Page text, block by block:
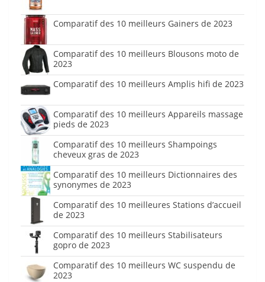
Comparatif des 10 meilleurs Gainers de 2023
Comparatif des 10 meilleurs Blousons moto de
2023
Comparatif des 10 meilleurs Amplis hifi de 2023
Comparatif des 10 meilleurs Appareils massage
pieds de 2023
Comparatif des 10 meilleurs Shampoings
cheveux gras de 2023
Comparatif des 10 meilleurs Dictionnaires des
synonymes de 2023
Comparatif des 10 meilleures Stations d’accueil
de 2023
Comparatif des 10 meilleurs Stabilisateurs
gopro de 2023
Comparatif des 10 meilleurs WC suspendu de
2023